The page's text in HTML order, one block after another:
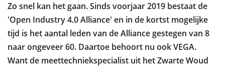
Zo snel kan het gaan. Sinds voorjaar 2019 bestaat de
'Open Industry 4.0 Alliance' en in de kortst mogelijke
tijd is het aantal leden van de Alliance gestegen van 8
naar ongeveer 60. Daartoe behoort nu ook VEGA.
Want de meettechniekspecialist uit het Zwarte Woud